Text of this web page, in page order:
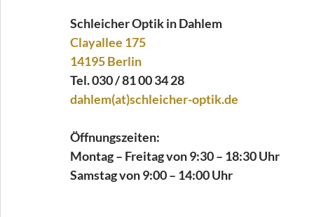
Schleicher Optik in Dahlem
Clayallee 175
14195 Berlin
Tel. 030 / 81 00 34 28
dahlem(at)schleicher-optik.de
Öffnungszeiten:
Montag – Freitag von 9:30 – 18:30 Uhr
Samstag von 9:00 – 14:00 Uhr